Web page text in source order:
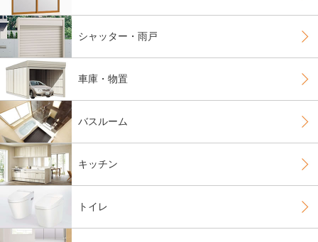
シャッター・雨戸
車庫・物置
バスルーム
キッチン
トイレ